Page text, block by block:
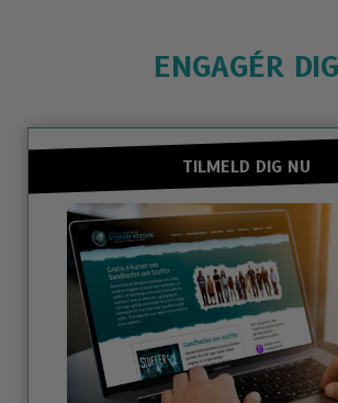
ENGAGÉR DIG
TILMELD DIG NU